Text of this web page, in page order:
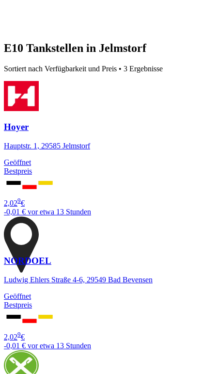
E10 Tankstellen in Jelmstorf
Sortiert nach Verfügbarkeit und Preis • 3 Ergebnisse
Hoyer
Hauptstr. 1, 29585 Jelmstorf
Geöffnet
Bestpreis
2,029€
-0,01 € vor etwa 13 Stunden
NORDOEL
Ludwig Ehlers Straße 4-6, 29549 Bad Bevensen
Geöffnet
Bestpreis
2,029€
-0,01 € vor etwa 13 Stunden